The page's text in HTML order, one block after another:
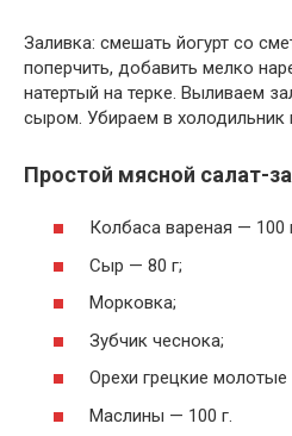
Заливка: смешать йогурт со
поперчить, добавить мелко
натертый на терке. Выливаем
сыром. Убираем в холодильник
Простой мясной салат-
Колбаса вареная — 100
Сыр — 80 г;
Морковка;
Зубчик чеснока;
Орехи грецкие молотые
Маслины — 100 г.